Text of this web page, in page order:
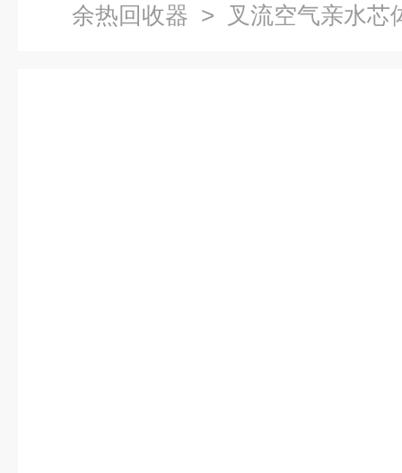
余热回收器 > 叉流空气亲水芯